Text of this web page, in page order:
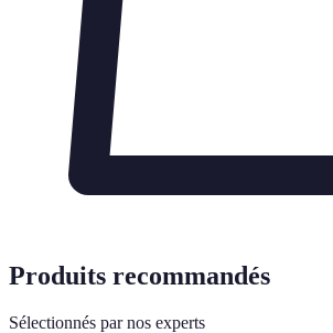
Produits recommandés
Sélectionnés par nos experts